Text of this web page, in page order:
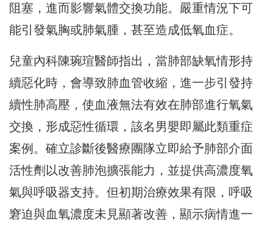
阻塞，進而影響氣體交換功能。 嚴重情況下可
能引發氣胸或肺氣腫，甚至造成低氧血症。
兒童內科陳琬瑄醫師指出，當肺部缺氧情形持
續惡化時， 會導致肺血管收縮，進一步引發持
續性肺高壓， 使血液無法有效在肺部進行氧氣
交換，形成惡性循環， 該名男嬰即屬此類重症
案例。 確立診斷後醫療團隊立即給予肺部介面
活性劑以改善肺泡擴張能力， 並提供高濃度氧
氣與呼吸器支持。但初期治療效果有限， 呼吸
窘迫與血氧濃度未見顯著改善，顯示病情進一